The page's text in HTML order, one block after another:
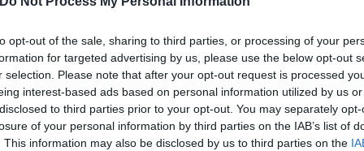
opt-out of the sale, sharing to third parties, or processing of your
for targeted advertising by us, please use the below opt-out
selection. Please note that after your opt-out request is processed
interest-based ads based on personal information utilized by us
to third parties prior to your opt-out. You may separately
of your personal information by third parties on the IAB’s list of
This information may also be disclosed by us to third parties on the
ραντεβού του με τα αντίπαλα δίχτυα στο
και έφτασε ένα ιδιαίτερο ρεκόρ.